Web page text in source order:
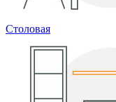
Столовая